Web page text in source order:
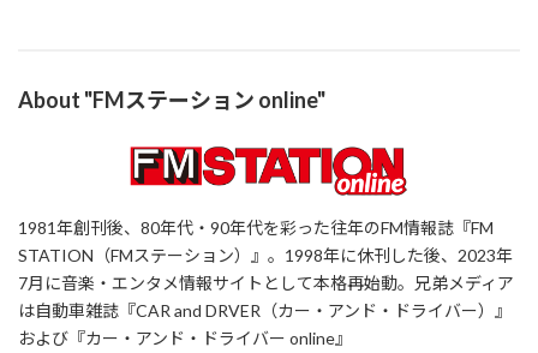
About "FMステーション online"
1981年創刊後、80年代・90年代を彩った往年のFM情報誌『FM
STATION（FMステーション）』。1998年に休刊した後、2023年
7月に音楽・エンタメ情報サイトとして本格再始動。兄弟メディア
は自動車雑誌『CAR and DRVER（カー・アンド・ドライバー）』
および『カー・アンド・ドライバー online』